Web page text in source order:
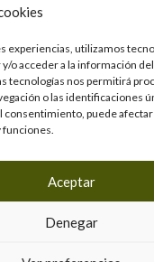
experiencias, utilizamos
o acceder a la información
tecnologías nos permitirá
o las identificaciones
puede
funciones.
Aceptar
Denegar